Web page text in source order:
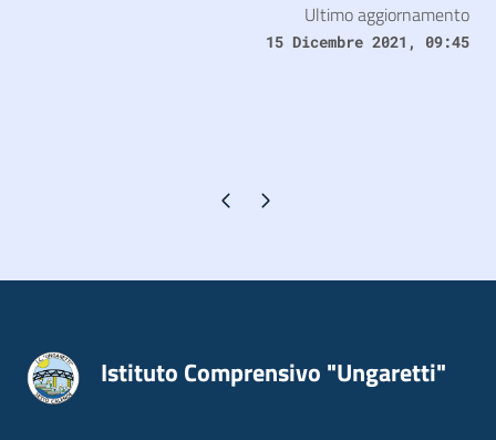
Ultimo aggiornamento
15 Dicembre 2021, 09:45
Pagina precedente
Pagina successiva
Istituto Comprensivo "Ungaretti"